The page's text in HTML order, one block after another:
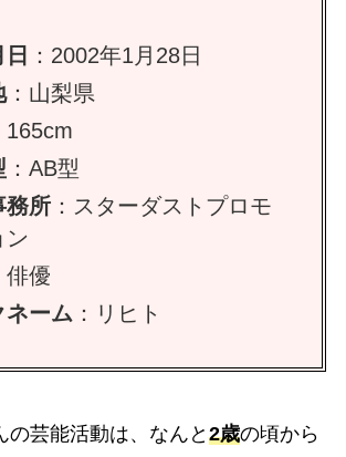
：2002年1月28日
：山梨県
165cm
：AB型
務所 ：スターダストプロモ
ン
俳優
ネーム ：リヒト
の芸能活動は、なんと2歳の頃から